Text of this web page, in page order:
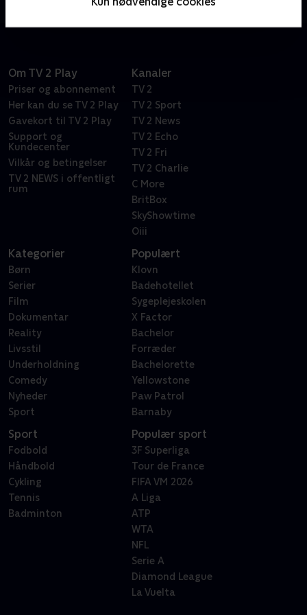
advokatfirmaer.
Om TV 2 Play
Priser og abonnement
Her kan du se TV 2 Play
Gavekort til TV 2 Play
Support og
Kundecenter
Vilkår og betingelser
TV 2 NEWS i offentligt
rum
Kanaler
TV 2
TV 2 Sport
TV 2 News
TV 2 Echo
TV 2 Fri
TV 2 Charlie
C More
BritBox
SkyShowtime
Oiii
Kategorier
Børn
Serier
Film
Dokumentar
Reality
Livsstil
Underholdning
Comedy
Nyheder
Sport
Populært
Klovn
Badehotellet
Sygeplejeskolen
X Factor
Bachelor
Forræder
Bachelorette
Yellowstone
Paw Patrol
Barnaby
Sport
Fodbold
Håndbold
Cykling
Tennis
Badminton
Populær sport
3F Superliga
Tour de France
FIFA VM 2026
A Liga
ATP
WTA
NFL
Serie A
Diamond League
La Vuelta